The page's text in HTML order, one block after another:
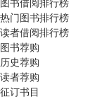
热门图书排行榜
读者借阅排行榜
图书荐购
历史荐购
读者荐购
征订书目